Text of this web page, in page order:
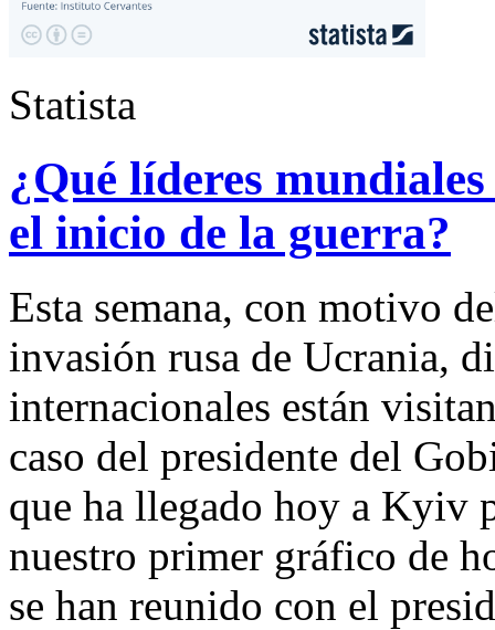
Statista
¿Qué líderes
el inicio de la guerra?
Esta semana, con motivo
invasión rusa de Ucrania,
internacionales están
caso del presidente del
que ha llegado hoy a Kyiv
nuestro primer gráfico de
se han reunido con el